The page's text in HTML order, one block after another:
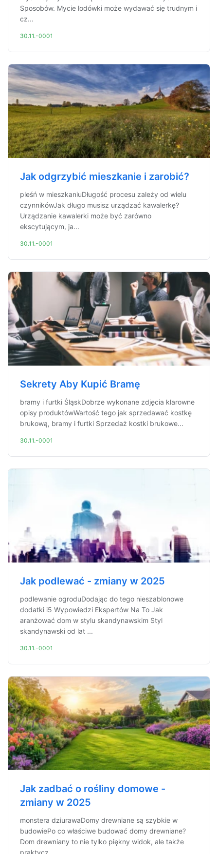
Sposobów. Mycie lodówki może wydawać się trudnym i
cz...
30.11.-0001
Jak odgrzybić mieszkanie i zarobić?
pleśń w mieszkaniuDługość procesu zależy od wielu
czynnikówJak długo musisz urządzać kawalerkę?
Urządzanie kawalerki może być zarówno
ekscytującym, ja...
30.11.-0001
Sekrety Aby Kupić Bramę
bramy i furtki ŚląskDobrze wykonane zdjęcia klarowne
opisy produktówWartość tego jak sprzedawać kostkę
brukową, bramy i furtki Sprzedaż kostki brukowe...
30.11.-0001
Jak podlewać - zmiany w 2025
podlewanie ogroduDodając do tego nieszablonowe
dodatki i5 Wypowiedzi Ekspertów Na To Jak
aranżować dom w stylu skandynawskim Styl
skandynawski od lat ...
30.11.-0001
Jak zadbać o rośliny domowe -
zmiany w 2025
monstera dziurawaDomy drewniane są szybkie w
budowiePo co właściwe budować domy drewniane?
Dom drewniany to nie tylko piękny widok, ale także
praktycz...